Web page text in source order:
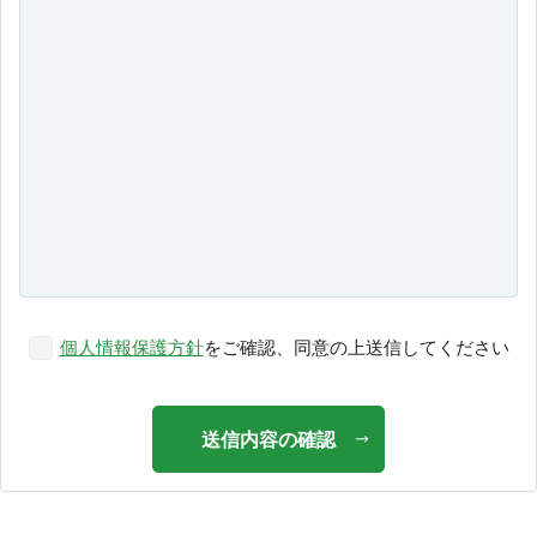
個人情報保護方針をご確認、同意の上送信してください
送信内容の確認